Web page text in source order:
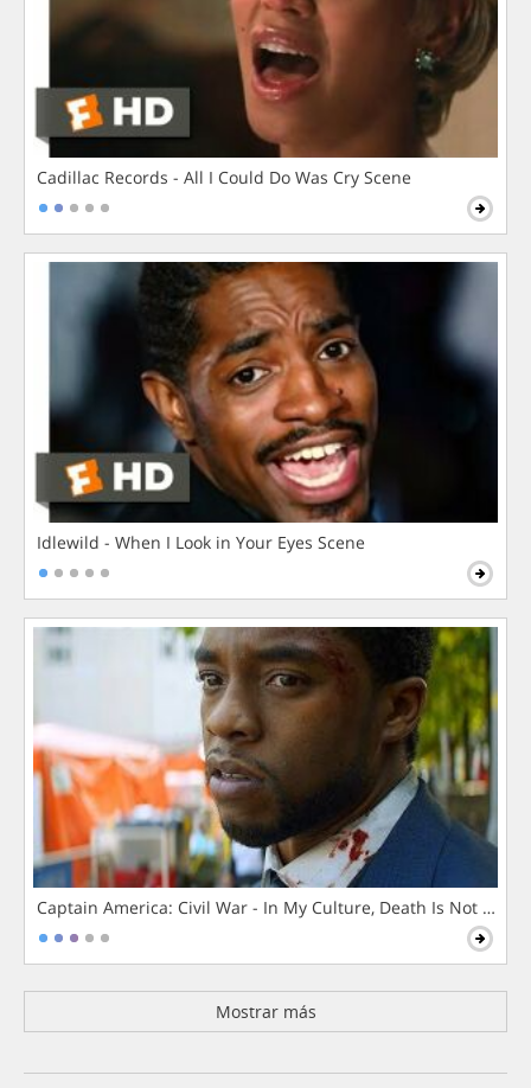
Cadillac Records - All I Could Do Was Cry Scene
Idlewild - When I Look in Your Eyes Scene
Captain America: Civil War - In My Culture, Death Is Not The
Mostrar más